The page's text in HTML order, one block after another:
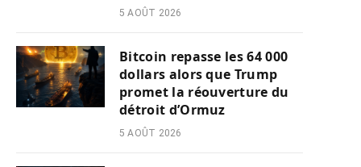
5 AOÛT 2026
Bitcoin repasse les 64 000
dollars alors que Trump
promet la réouverture du
détroit d’Ormuz
5 AOÛT 2026